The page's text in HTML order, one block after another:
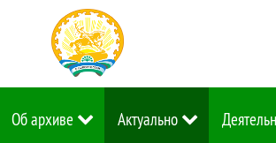
Об архиве Актуально